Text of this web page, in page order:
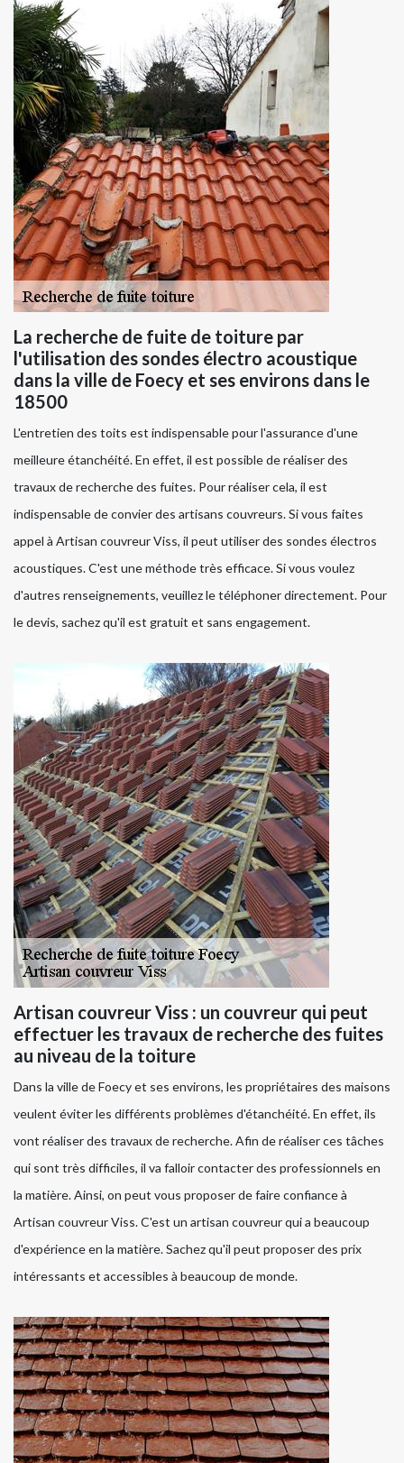
La recherche de fuite de toiture par
l'utilisation des sondes électro acoustique
dans la ville de Foecy et ses environs dans le
18500
L'entretien des toits est indispensable pour l'assurance d'une
meilleure étanchéité. En effet, il est possible de réaliser des
travaux de recherche des fuites. Pour réaliser cela, il est
indispensable de convier des artisans couvreurs. Si vous faites
appel à Artisan couvreur Viss, il peut utiliser des sondes électros
acoustiques. C'est une méthode très efficace. Si vous voulez
d'autres renseignements, veuillez le téléphoner directement. Pour
le devis, sachez qu'il est gratuit et sans engagement.
Artisan couvreur Viss : un couvreur qui peut
effectuer les travaux de recherche des fuites
au niveau de la toiture
Dans la ville de Foecy et ses environs, les propriétaires des maisons
veulent éviter les différents problèmes d'étanchéité. En effet, ils
vont réaliser des travaux de recherche. Afin de réaliser ces tâches
qui sont très difficiles, il va falloir contacter des professionnels en
la matière. Ainsi, on peut vous proposer de faire confiance à
Artisan couvreur Viss. C'est un artisan couvreur qui a beaucoup
d'expérience en la matière. Sachez qu'il peut proposer des prix
intéressants et accessibles à beaucoup de monde.